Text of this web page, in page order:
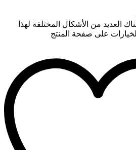
العديد من الأشكال المختلفة لهذا
على صفحة المنتج